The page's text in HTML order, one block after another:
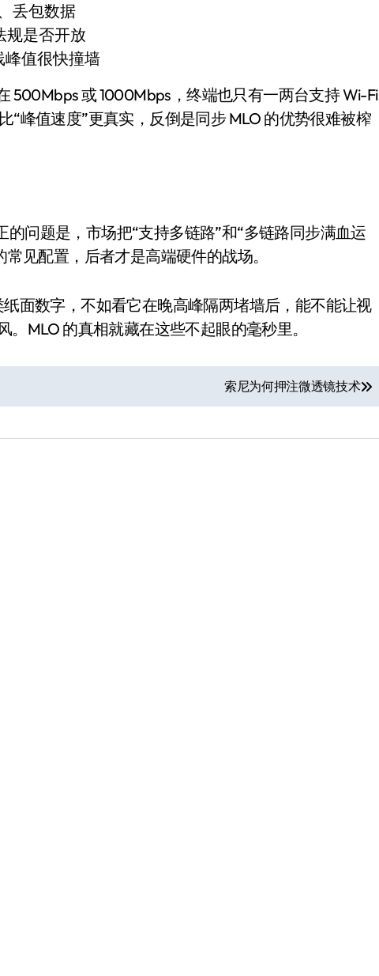
丢包数据
规是否开放
峰值很快撞墙
500Mbps 或 1000Mbps，终端也只有一两台支持 Wi-Fi
“峰值速度”更真实，反倒是同步 MLO 的优势很难被榨
的问题是，市场把“支持多链路”和“多链路同步满血运
见配置，后者才是高端硬件的战场。
面数字，不如看它在晚高峰隔两堵墙后，能不能让视
MLO 的真相就藏在这些不起眼的毫秒里。
索尼为何押注微透镜技术
你
定
小家电
净利润暴跌7.7%，苏泊尔
开始靠“擦边”续命了？